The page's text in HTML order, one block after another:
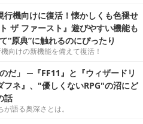
行機向けに復活！懐かしくも色褪せ
ザ ファースト』遊びやすい機能も
“原典”に触れるのにぴったり
向けの新機能を備えて復活！
だ」 ─『FF11』と『ウィザードリ
フネ』、"優しくないRPG"の沼にど
話
語る奥深さとは。